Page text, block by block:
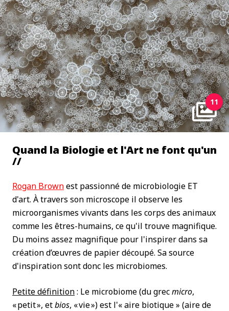
11
Quand la Biologie et l'Art ne font qu'un
//
Rogan Brownest passionné de microbiologie ET
d'art. À travers son microscope il observe les
microorganismes vivants dans les corps des animaux
comme les êtres-humains, ce qu'il trouve magnifique.
Du moins assez magnifique pour l'inspirer dans sa
création d’œuvres de papier découpé. Sa source
d'inspiration sont donc les microbiomes.
Petite définition: Le microbiome (du grecmicro,
« petit », etbios, « vie ») est l'« aire biotique » (aire de